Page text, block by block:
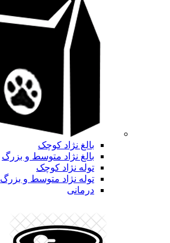
بالغ نژاد کوچک
بالغ نژاد متوسط و بزرگ
توله نژاد کوچک
توله نژاد متوسط و بزرگ
درمانی